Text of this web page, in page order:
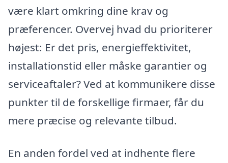
være klart omkring dine krav og
præferencer. Overvej hvad du prioriterer
højest: Er det pris, energieffektivitet,
installationstid eller måske garantier og
serviceaftaler? Ved at kommunikere disse
punkter til de forskellige firmaer, får du
mere præcise og relevante tilbud.
En anden fordel ved at indhente flere